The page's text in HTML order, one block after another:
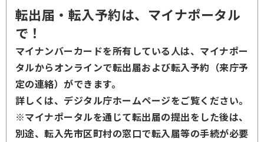
転出届・転入予約は、マイナポータル
で！
マイナンバーカードを所有している人は、マイナポー
タルからオンラインで転出届および転入予約（来庁予
定の連絡）ができます。
詳しくは、デジタル庁ホームページをご覧ください。
※マイナポータルを通じて転出届の提出をした後は、
別途、転入先市区町村の窓口で転入届等の手続が必要